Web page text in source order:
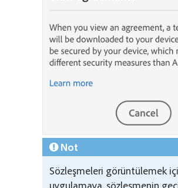
Not
Sözleşmeleri görüntülemek
uygulamaya, sözleşmenin